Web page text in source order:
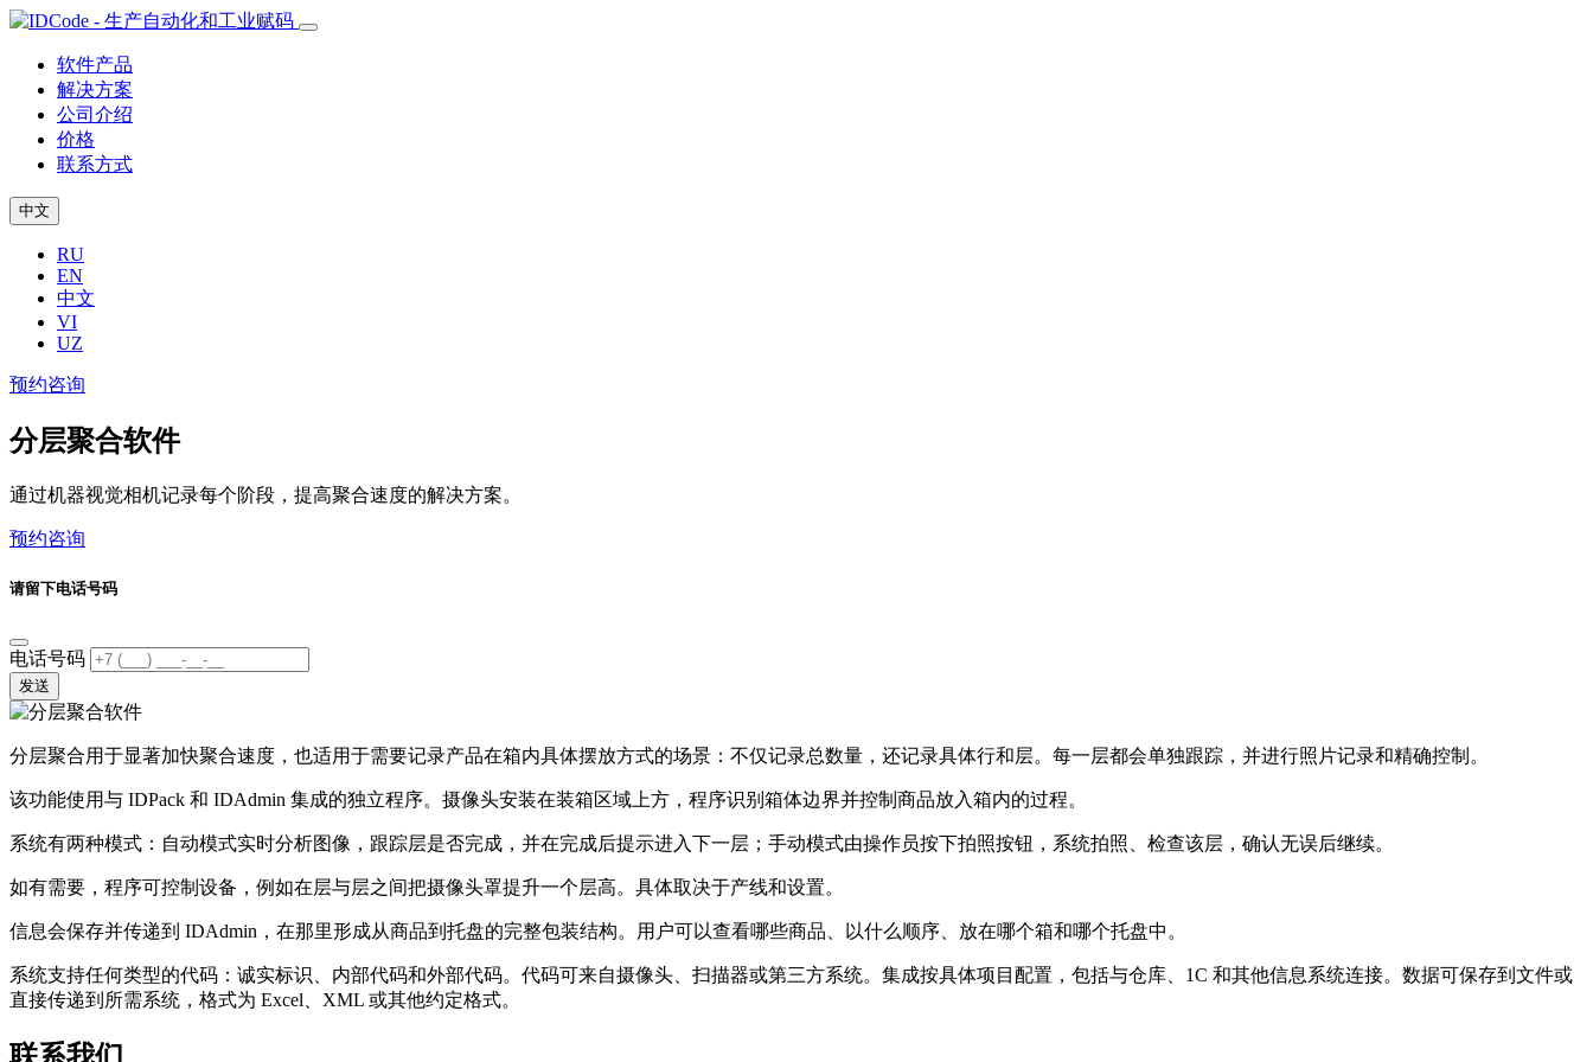
软件产品
解决方案
公司介绍
价格
联系方式
中文
RU
EN
中文
VI
UZ
预约咨询
分层聚合软件
通过机器视觉相机记录每个阶段，提高聚合速度的解决方案。
预约咨询
请留下电话号码
电话号码
发送
分层聚合用于显著加快聚合速度，也适用于需要记录产品在箱内具体摆放方式的场景：不仅记录总数量，还记录具体行和层。每一层都会单独跟踪，并进行照片记录和精确控制。
该功能使用与 IDPack 和 IDAdmin 集成的独立程序。摄像头安装在装箱区域上方，程序识别箱体边界并控制商品放入箱内的过程。
系统有两种模式：自动模式实时分析图像，跟踪层是否完成，并在完成后提示进入下一层；手动模式由操作员按下拍照按钮，系统拍照、检查该层，确认无误后继续。
如有需要，程序可控制设备，例如在层与层之间把摄像头罩提升一个层高。具体取决于产线和设置。
信息会保存并传递到 IDAdmin，在那里形成从商品到托盘的完整包装结构。用户可以查看哪些商品、以什么顺序、放在哪个箱和哪个托盘中。
系统支持任何类型的代码：诚实标识、内部代码和外部代码。代码可来自摄像头、扫描器或第三方系统。集成按具体项目配置，包括与仓库、1C 和其他信息系统连接。数据可保存到文件或
直接传递到所需系统，格式为 Excel、XML 或其他约定格式。